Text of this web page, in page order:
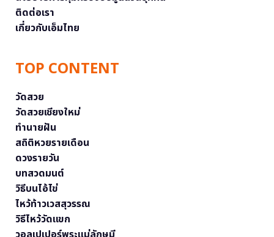
ติดต่อเรา
เกี่ยวกับเอ็มไทย
TOP CONTENT
วัดสวย
วัดสวยเชียงใหม่
ทำนายฝัน
สถิติหวยรายเดือน
ดวงรายวัน
บทสวดมนต์
วิธีบนไอ้ไข่
ไหว้ท้าวเวสสุวรรณ
วิธีไหว้วัดแขก